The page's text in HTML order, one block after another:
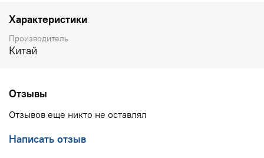
Характеристики
Производитель
Китай
Отзывы
Отзывов еще никто не оставлял
Написать отзыв